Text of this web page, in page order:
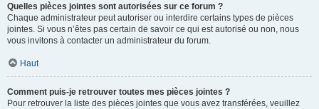
Quelles pièces jointes sont autorisées sur ce forum ?
Chaque administrateur peut autoriser ou interdire certains types de pièces
jointes. Si vous n’êtes pas certain de savoir ce qui est autorisé ou non, nous
vous invitons à contacter un administrateur du forum.
Haut
Comment puis-je retrouver toutes mes pièces jointes ?
Pour retrouver la liste des pièces jointes que vous avez transférées, veuillez